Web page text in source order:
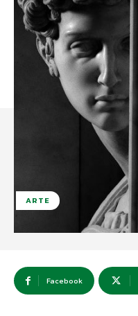
ARTE
Facebook